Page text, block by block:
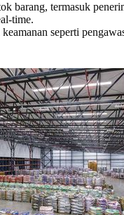
barang, termasuk
time.
seperti